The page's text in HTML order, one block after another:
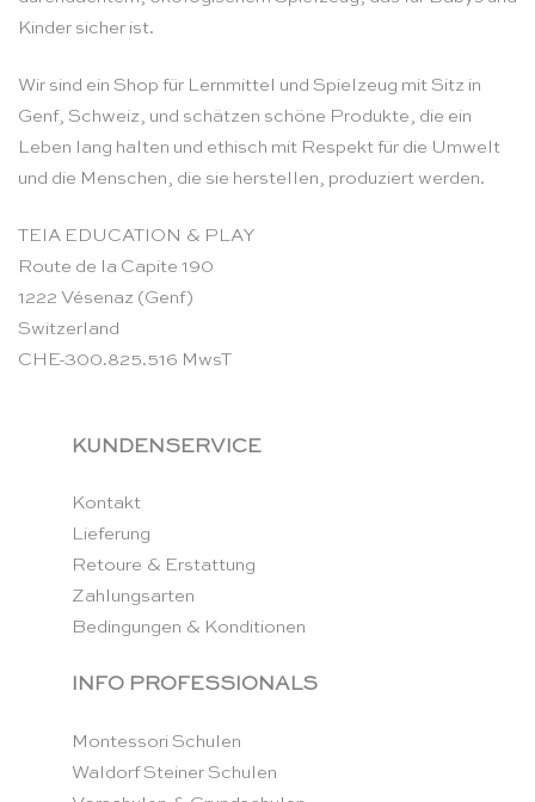
Kinder sicher ist.
Wir sind ein Shop für Lernmittel und Spielzeug mit Sitz in
Genf, Schweiz, und schätzen schöne Produkte, die ein
Leben lang halten und ethisch mit Respekt für die Umwelt
und die Menschen, die sie herstellen, produziert werden.
TEIA EDUCATION & PLAY
Route de la Capite 190
1222 Vésenaz (Genf)
Switzerland
CHE-300.825.516 MwsT
KUNDENSERVICE
Kontakt
Lieferung
Retoure & Erstattung
Zahlungsarten
Bedingungen & Konditionen
INFO PROFESSIONALS
Montessori Schulen
Waldorf Steiner Schulen